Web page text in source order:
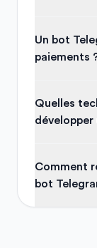
Un bot
paiements
Quelles
développer
Comment
bot